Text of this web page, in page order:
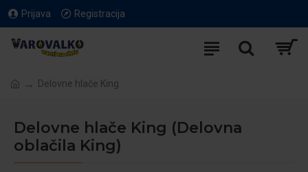
Prijava Registracija
Delovne hlače King
Delovne hlače King (Delovna
oblačila King)